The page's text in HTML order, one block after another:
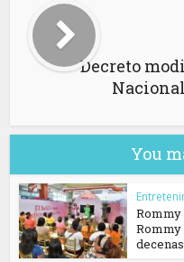
Decreto
You
Rommy